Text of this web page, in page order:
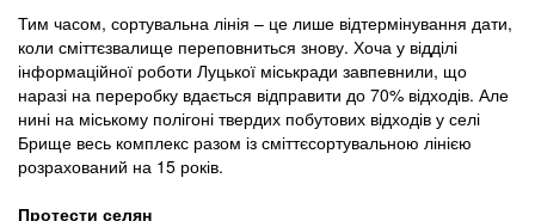
Тим часом, сортувальна лінія – це лише відтермінування дати,
коли сміттєзвалище переповниться знову. Хоча у відділі
інформаційної роботи Луцької міськради завпевнили, що
наразі на переробку вдається відправити до 70% відходів. Але
нині на міському полігоні твердих побутових відходів у селі
Брище весь комплекс разом із сміттєсортувальною лінією
розрахований на 15 років.
Протести селян